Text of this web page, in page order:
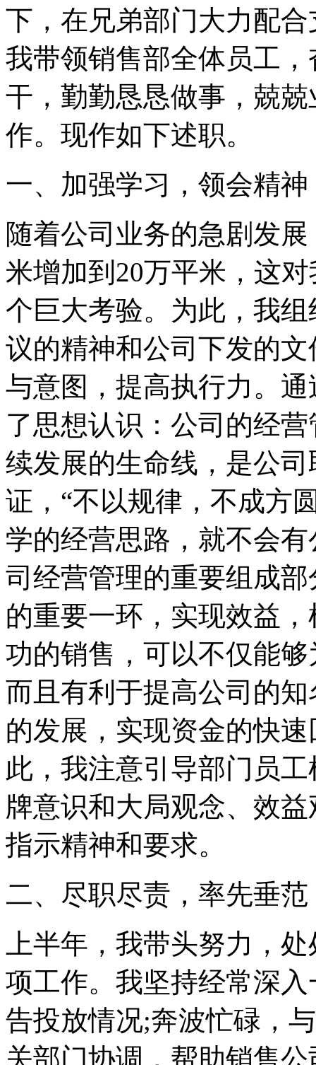
下，在兄弟部门大力配
我带领销售部全体员工
干，勤勤恳恳做事，兢
作。现作如下述职。
一、加强学习，领会精
随着公司业务的急剧发
米增加到20万平米，这
个巨大考验。为此，我
议的精神和公司下发的
与意图，提高执行力。
了思想认识：公司的经
续发展的生命线，是公
证，“不以规律，不成方
学的经营思路，就不会
司经营管理的重要组成
的重要一环，实现效益
功的销售，可以不仅能
而且有利于提高公司的
的发展，实现资金的快
此，我注意引导部门员
牌意识和大局观念、效
指示精神和要求。
二、尽职尽责，率先垂
上半年，我带头努力，
项工作。我坚持经常深
告投放情况;奔波忙碌，
关部门协调，帮助销售